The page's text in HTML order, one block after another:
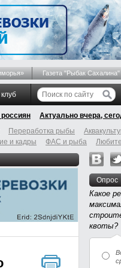
Газета "Рыбак Сахалина"
Актуально вчера,
Переработка рыбы
и кадры ФАС и рыба
Опрос
Какое
квоты?